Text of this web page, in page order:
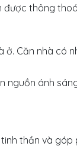
được thông
Căn nhà có
nguồn ánh
thần và góp